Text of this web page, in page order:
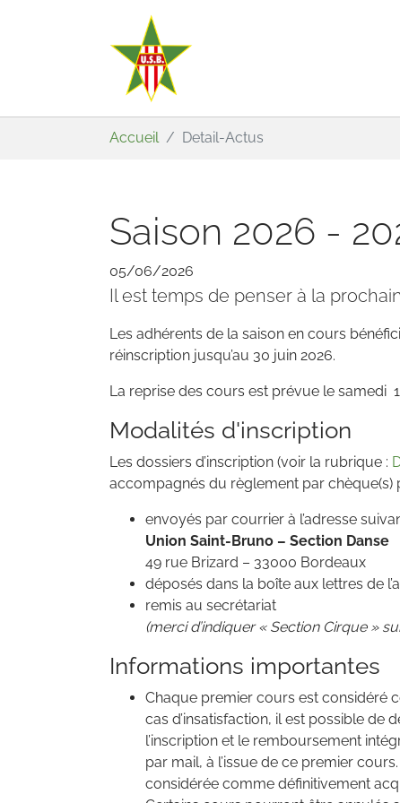
Accueil Detail-Actus
Saison 2026 -
05/06/2026
Il est temps de penser à la
Les adhérents de la saison en cours
réinscription jusqu’au 30 juin 2026.
La reprise des cours est prévue le samedi
Modalités d'inscription
Les dossiers d’inscription (voir la rubrique :
accompagnés du règlement par chèque(s)
envoyés par courrier à l’adresse
Union Saint-Bruno – Section Danse
49 rue Brizard – 33000 Bordeaux
déposés dans la boîte aux lettres de
remis au secrétariat
(merci d’indiquer « Section Cirque »
Informations importantes
Chaque premier cours est considéré
cas d’insatisfaction, il est possible de
l’inscription et le remboursement
par mail, à l’issue de ce premier
considérée comme définitivement